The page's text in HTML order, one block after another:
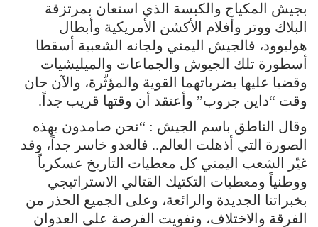
بجيش المكياج والكبسة الذي استعان بمرتزقة
البلاك ووتر وأفلام الأكشن الأمريكية وأبطال
هوليوود، فالجيش اليمني ولجانه الشعبية أسقطا
أسطورة تلك الجيوش والجماعات والميليشيات
وقضيا عليها بضرباتهما القوية والمؤثّرة، والآن حان
وقت “داين جروب” وأعتقد أن وقتها قريب جداً.
وقال الناطق باسم الجيش : “نحن صامدون بهذه
الصورة التي أذهلت العالم.. فالعدو خاسر جداً، وقد
غيّر الشعب اليمني كل معطيات التاريخ عسكرياً
ووطنياً ومعطيات التكتيك القتالي الاستراتيجي
بخبراتنا الجديدة والرائعة، وعلى الجميع الحذر من
الفرقة والاختلاف، وتفويت الفرصة على العدوان